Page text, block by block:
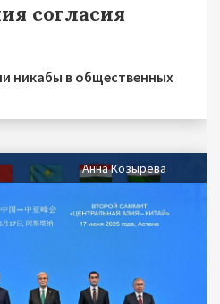
согласия
никабы в общественных
Анна Козырева